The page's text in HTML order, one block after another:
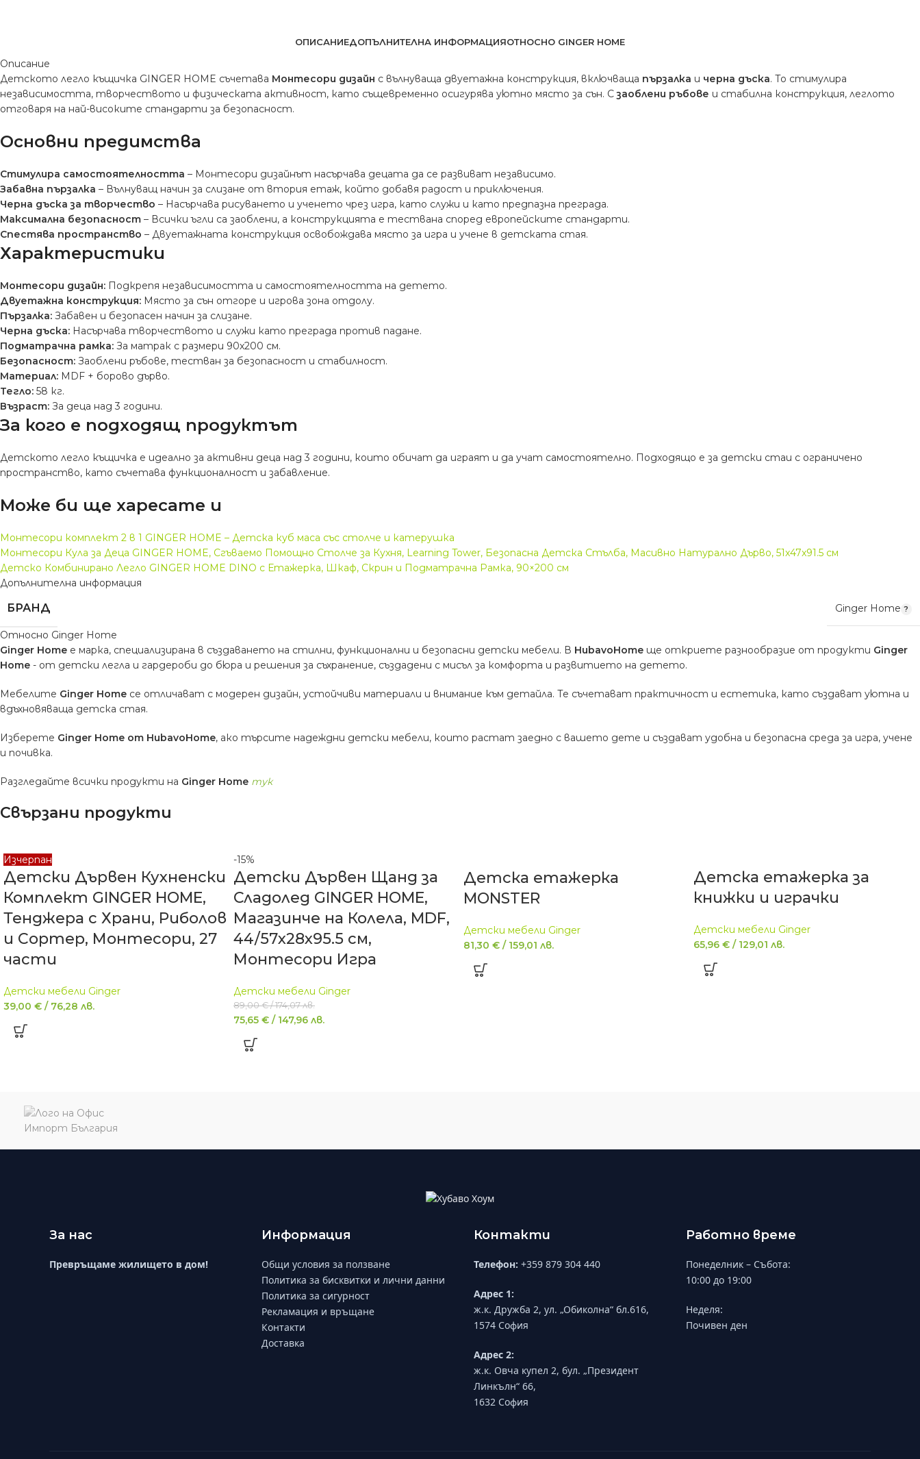
ОПИСАНИЕДОПЪЛНИТЕЛНА ИНФОРМАЦИЯОТНОСНО GINGER HOME
Описание
Детското легло къщичка GINGER HOME съчетава Монтесори дизайн с вълнуваща двуетажна конструкция, включваща пързалка и черна дъска. То стимулира
независимостта, творчеството и физическата активност, като същевременно осигурява уютно място за сън. Сзаоблени ръбове и стабилна конструкция, леглото
отговаря на най-високите стандарти за безопасност.
Основни предимства
Стимулира самостоятелността – Монтесори дизайнът насърчава децата да се развиват независимо.
Забавна пързалка – Вълнуващ начин за слизане от втория етаж, който добавя радост и приключения.
Черна дъска за творчество – Насърчава рисуването и ученето чрез игра, като служи и като предпазна преграда.
Максимална безопасност – Всички ъгли са заоблени, а конструкцията е тествана според европейските стандарти.
Спестява пространство – Двуетажната конструкция освобождава място за игра и учене в детската стая.
Характеристики
Монтесори дизайн: Подкрепя независимостта и самостоятелността на детето.
Двуетажна конструкция: Място за сън отгоре и игрова зона отдолу.
Пързалка: Забавен и безопасен начин за слизане.
Черна дъска: Насърчава творчеството и служи като преграда против падане.
Подматрачна рамка: За матрак с размери 90х200 см.
Безопасност: Заоблени ръбове, тестван за безопасност и стабилност.
Материал: MDF + борово дърво.
Тегло: 58 кг.
Възраст: За деца над 3 години.
За кого е подходящ продуктът
Детското легло къщичка е идеално за активни деца над 3 години, които обичат да играят и да учат самостоятелно. Подходящо е за детски стаи с ограничено
пространство, като съчетава функционалност и забавление.
Може би ще харесате и
Монтесори комплект 2 в 1 GINGER HOME – Детска куб маса със столче и катерушка
Монтесори Кула за Деца GINGER HOME, Сгъваемо Помощно Столче за Кухня, Learning Tower, Безопасна Детска Стълба, Масивно Натурално Дърво, 51x47x91.5 см
Детско Комбинирано Легло GINGER HOME DINO с Етажерка, Шкаф, Скрин и Подматрачна Рамка, 90×200 см
Допълнителна информация
БРАНД Ginger Home
Относно Ginger Home
Ginger Home е марка, специализирана в създаването на стилни, функционални и безопасни детски мебели. В HubavoHome ще откриете разнообразие от продукти Ginger
Home - от детски легла и гардероби до бюра и решения за съхранение, създадени с мисъл за комфорта и развитието на детето.
Мебелите Ginger Home се отличават с модерен дизайн, устойчиви материали и внимание към детайла. Те съчетават практичност и естетика, като създават уютна и
вдъхновяваща детска стая.
Изберете Ginger Home от HubavoHome, ако търсите надеждни детски мебели, които растат заедно с вашето дете и създават удобна и безопасна среда за игра, учене
и почивка.
Разгледайте всички продукти на Ginger Home тук
Свързани продукти
Изчерпан
Детски Дървен Кухненски
Комплект GINGER HOME,
Тенджера с Храни, Риболов
и Сортер, Монтесори, 27
части
Детски мебели Ginger
39,00 € / 76,28 лв.
-15%
Детски Дървен Щанд за
Сладолед GINGER HOME,
Магазинче на Колела, MDF,
44/57x28x95.5 см,
Монтесори Игра
Детски мебели Ginger
89,00€ /174,07лв.
75,65 € / 147,96 лв.
Детска етажерка
MONSTER
Детски мебели Ginger
81,30 € / 159,01 лв.
Детска етажерка за
книжки и играчки
Детски мебели Ginger
65,96 € / 129,01 лв.
За нас
Превръщаме жилището в дом!
Информация
Общи условия за ползване
Политика за бисквитки и лични данни
Политика за сигурност
Рекламация и връщане
Контакти
Доставка
Контакти
Телефон: +359 879 304 440
Адрес 1:
ж.к. Дружба 2, ул. „Обиколна“ бл.616,
1574 София
Адрес 2:
ж.к. Овча купел 2, бул. „Президент
Линкълн“ 66,
1632 София
Работно време
Понеделник – Събота:
10:00 до 19:00
Неделя:
Почивен ден